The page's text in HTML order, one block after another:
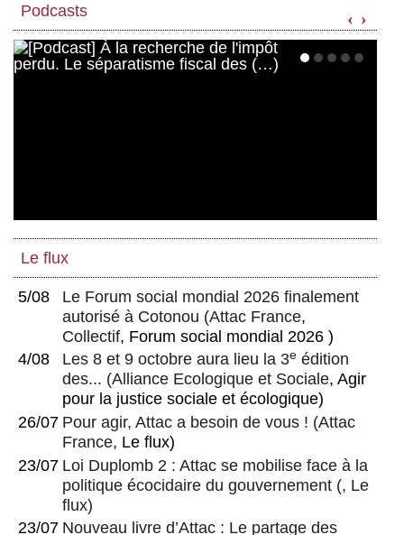
Podcasts ‹ ›
Le flux
5/08
Le Forum social mondial 2026 finalement
autorisé à Cotonou (Attac France,
Collectif, Forum social mondial 2026 )
4/08
Les 8 et 9 octobre aura lieu la 3e édition
des... (Alliance Ecologique et Sociale, Agir
pour la justice sociale et écologique)
26/07 Pour agir, Attac a besoin de vous ! (Attac
France, Le flux)
23/07 Loi Duplomb 2 : Attac se mobilise face à la
politique écocidaire du gouvernement (, Le
flux)
23/07 Nouveau livre d’Attac : Le partage des